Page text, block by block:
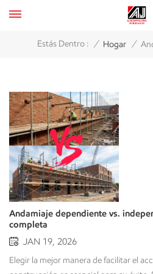
Estás Dentro : / Hogar /
Andamiaje dependiente vs.
completa
JAN 19, 2026
Elegir la mejor manera de facilitar el